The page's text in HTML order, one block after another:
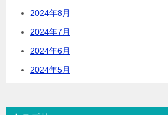
2024年8月
2024年7月
2024年6月
2024年5月